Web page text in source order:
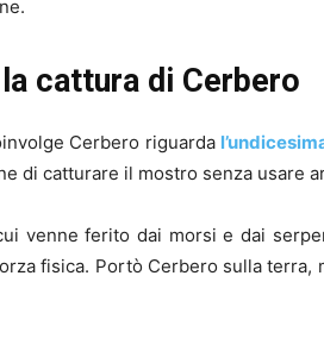
cattura di Cerbero
Cerbero riguarda
di catturare il mostro senza usare
venne ferito dai morsi e dai
fisica. Portò Cerbero sulla terra,